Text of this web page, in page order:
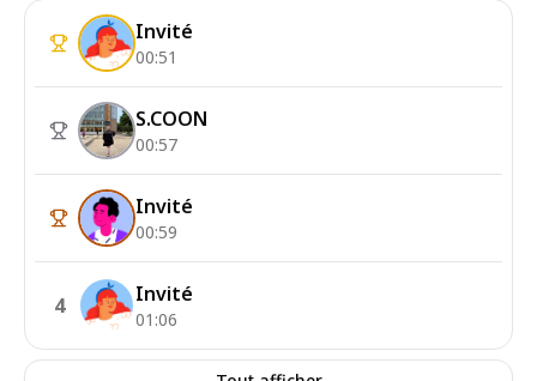
Invité
00:51
S.COON
00:57
Invité
00:59
4 Invité
01:06